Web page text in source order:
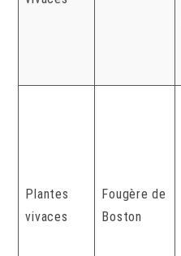
Plantes
vivaces
Fougère de
Boston